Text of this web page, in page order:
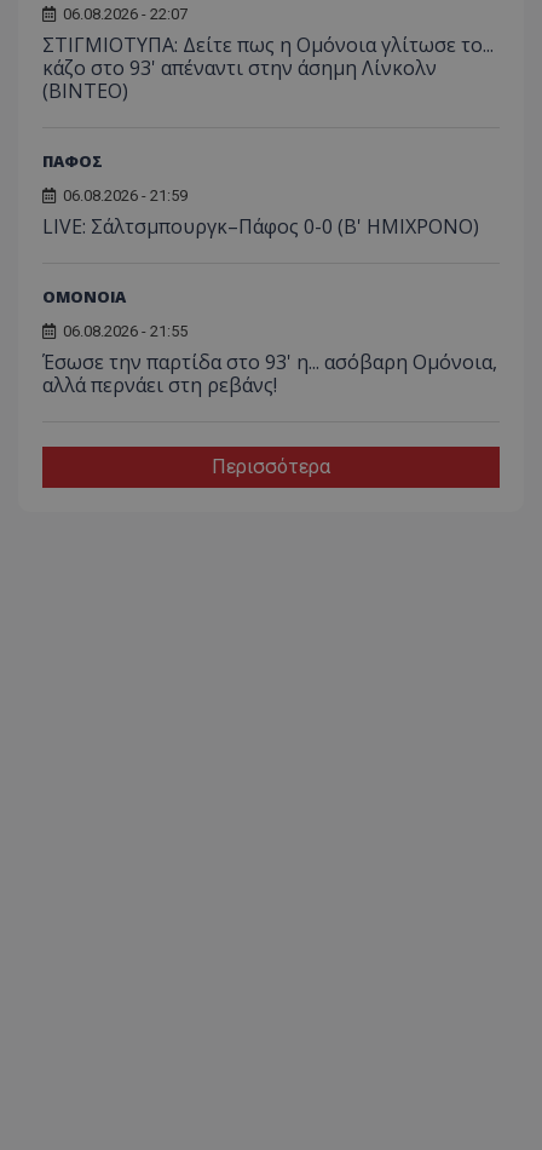
06.08.2026 - 22:07
ΣΤΙΓΜΙΟΤΥΠΑ: Δείτε πως η Ομόνοια γλίτωσε το...
κάζο στο 93' απέναντι στην άσημη Λίνκολν
(ΒΙΝΤΕΟ)
ΠΑΦΟΣ
06.08.2026 - 21:59
LIVE: Σάλτσμπουργκ–Πάφος 0-0 (Β' ΗΜΙΧΡΟΝΟ)
ΟΜΟΝΟΙΑ
06.08.2026 - 21:55
Έσωσε την παρτίδα στο 93' η... ασόβαρη Ομόνοια,
αλλά περνάει στη ρεβάνς!
Περισσότερα